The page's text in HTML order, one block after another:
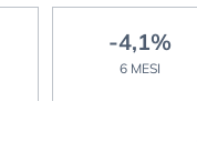
-4,1%
6 MESI